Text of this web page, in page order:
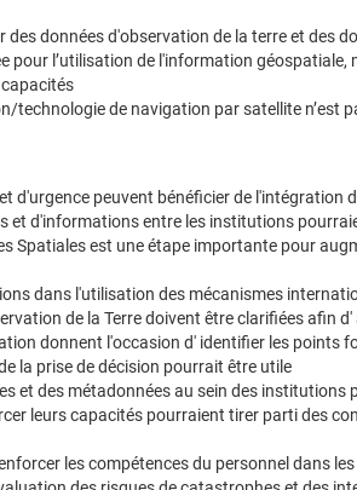
des données d'observation de la terre et des
pour l’utilisation de l'information
technologie de navigation par satellite n’est
d'urgence peuvent bénéficier de l'intégration
et d'informations entre les institutions
Spatiales est une étape importante pour
dans l'utilisation des mécanismes
de la Terre doivent être clarifiées afin
donnent l'occasion d' identifier les points
la prise de décision pourrait être utile
et des métadonnées au sein des institutions
leurs capacités pourraient tirer parti des
les compétences du personnel dans